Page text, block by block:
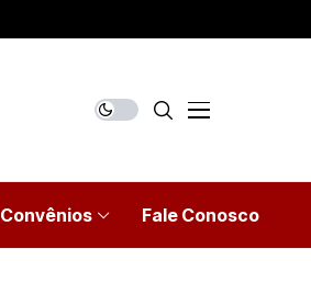
Convênios Fale Conosco